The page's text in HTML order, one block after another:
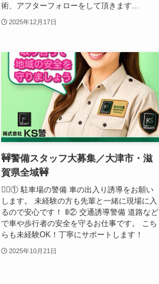
術、アフターフォローをして頂きます...
2025年12月17日
🚧警備スタッフ大募集／大津市・滋
賀県全域🚧
👷‍♂️① 駐車場の警備 車の出入り誘導をお願い
します。 未経験の方も先輩と一緒に現場に入
るので安心です！ 🚦② 交通誘導警備 道路など
で車や歩行者の安全を守るお仕事です。 こち
らも未経験OK！丁寧にサポートします！
2025年10月21日